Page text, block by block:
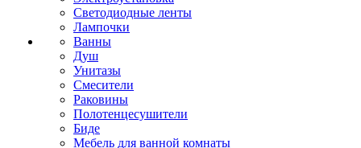
Светодиодные ленты
Лампочки
Ванны
Душ
Унитазы
Смесители
Раковины
Полотенцесушители
Биде
Мебель для ванной комнаты